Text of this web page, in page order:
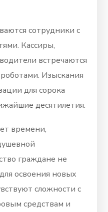
сотрудники с
Кассиры,
встречаются
Изыскания
для сорока
десятилетия.
времени,
граждане не
освоения новых
сложности с
средствам и